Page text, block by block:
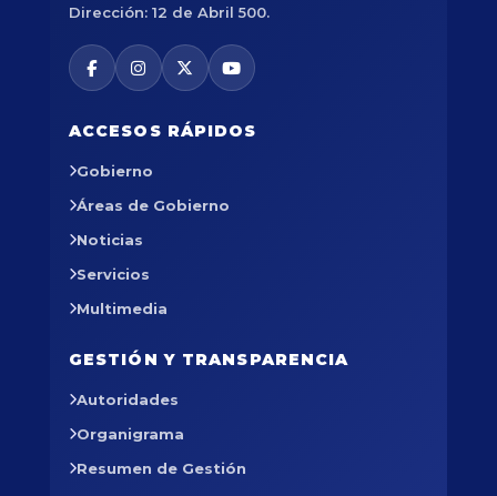
Dirección: 12 de Abril 500.
ACCESOS RÁPIDOS
Gobierno
Áreas de Gobierno
Noticias
Servicios
Multimedia
GESTIÓN Y TRANSPARENCIA
Autoridades
Organigrama
Resumen de Gestión